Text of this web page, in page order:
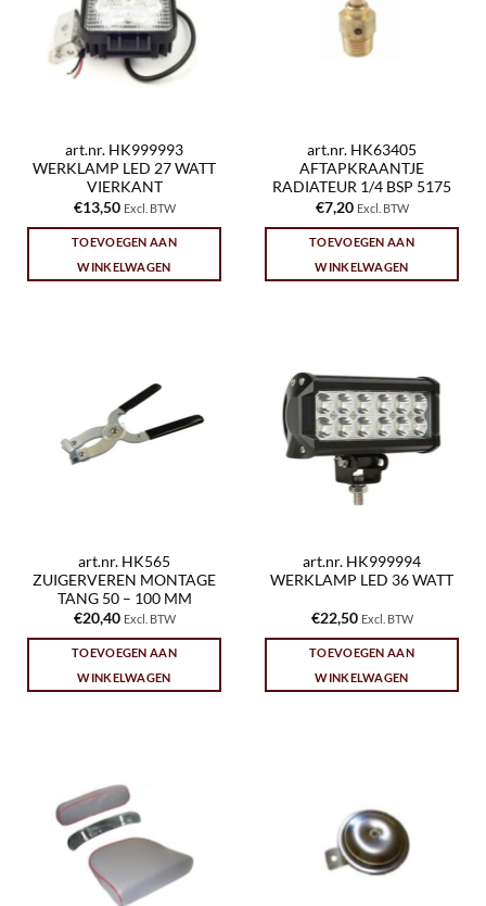
art.nr. HK999993
WERKLAMP LED 27 WATT
VIERKANT
€13,50 Excl. BTW
TOEVOEGEN AAN
WINKELWAGEN
art.nr. HK63405
AFTAPKRAANTJE
RADIATEUR 1/4 BSP 5175
€7,20 Excl. BTW
TOEVOEGEN AAN
WINKELWAGEN
art.nr. HK565
ZUIGERVEREN MONTAGE
TANG 50 – 100 MM
€20,40 Excl. BTW
TOEVOEGEN AAN
WINKELWAGEN
art.nr. HK999994
WERKLAMP LED 36 WATT
€22,50 Excl. BTW
TOEVOEGEN AAN
WINKELWAGEN